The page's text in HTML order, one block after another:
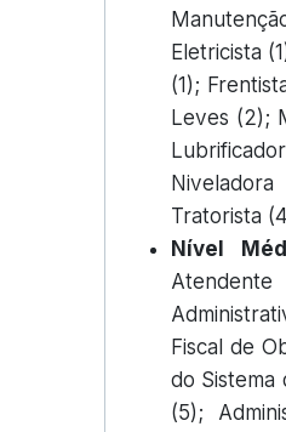
Eletricista
(1);
Leves (2);
Tratorista
Nível
Fiscal de
do Sistema
(5);